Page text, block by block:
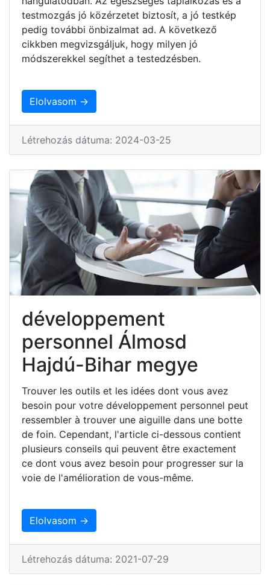
testmozgás jó közérzetet biztosít, a jó testkép
pedig további önbizalmat ad. A következő
cikkben megvizsgáljuk, hogy milyen jó
módszerekkel segíthet a testedzésben.
Elolvasom →
Létrehozás dátuma: 2024-03-25
développement
personnel Álmosd
Hajdú-Bihar megye
Trouver les outils et les idées dont vous avez
besoin pour votre développement personnel peut
ressembler à trouver une aiguille dans une botte
de foin. Cependant, l'article ci-dessous contient
plusieurs conseils qui peuvent être exactement
ce dont vous avez besoin pour progresser sur la
voie de l'amélioration de vous-même.
Elolvasom →
Létrehozás dátuma: 2021-07-29